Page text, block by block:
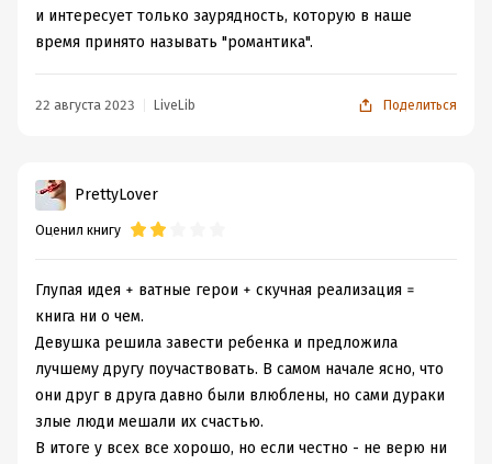
и интересует только заурядность, которую в наше
время принято называть "романтика".
22 августа 2023 LiveLib Поделиться
PrettyLover
Оценил книгу
Глупая идея + ватные герои + скучная реализация =
книга ни о чем.
Девушка решила завести ребенка и предложила
лучшему другу поучаствовать. В самом начале ясно, что
они друг в друга давно были влюблены, но сами дураки
злые люди мешали их счастью.
В итоге у всех все хорошо, но если честно - не верю ни